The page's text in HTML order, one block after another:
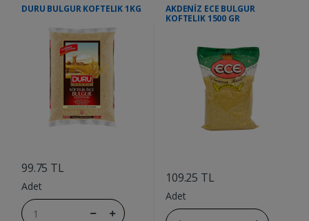
DURU BULGUR KOFTELIK 1KG
99.75 TL
Adet
AKDENİZ ECE BULGUR
KOFTELIK 1500 GR
109.25 TL
Adet